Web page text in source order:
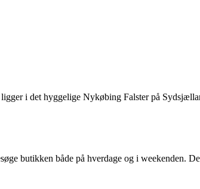
i det hyggelige Nykøbing Falster på
butikken både på hverdage og i weekenden.